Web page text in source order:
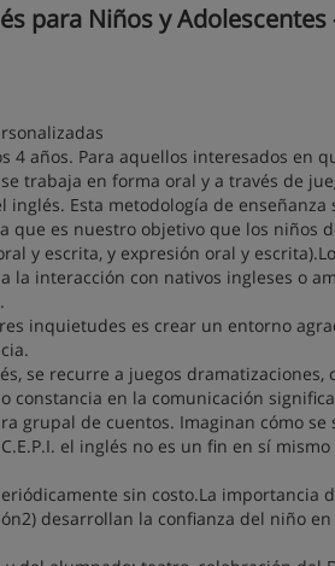
para Niños y Adolescentes
4 años. Para aquellos interesados en
trabaja en forma oral y a través de
Esta metodología de
que es nuestro objetivo que los niños
y escrita, y expresión oral y
la interacción con nativos ingleses o
inquietudes es crear un entorno
se recurre a juegos
constancia en la comunicación
grupal de cuentos. Imaginan cómo
el inglés no es un fin en sí
sin costo.La importancia
desarrollan la confianza del niño